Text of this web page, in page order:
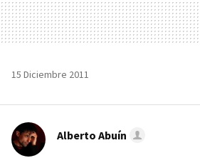
15 Diciembre 2011
Alberto Abuín